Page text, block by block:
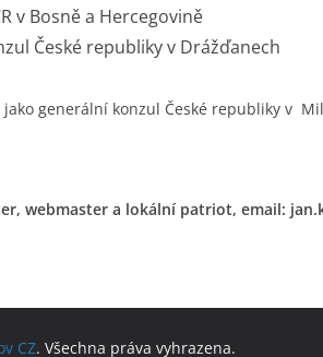
v Bosně a Hercegovině
České republiky v Drážďanech
generální konzul České republiky v
webmaster a lokální patriot, email:
CZ. Všechna práva vyhrazena.